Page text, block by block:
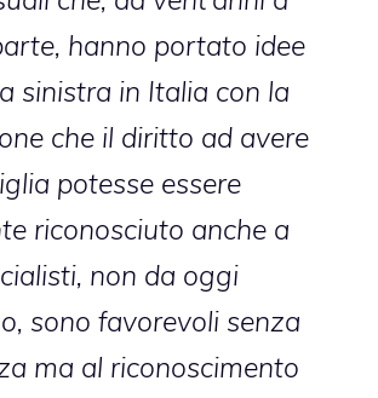
hanno portato idee
sinistra in Italia con la
che il diritto ad avere
potesse essere
riconosciuto anche a
non da oggi
sono favorevoli senza
ma al riconoscimento